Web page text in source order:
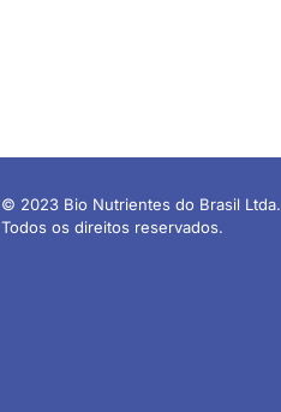
© 2023 Bio Nutrientes do Brasil Ltda.
Todos os direitos reservados.